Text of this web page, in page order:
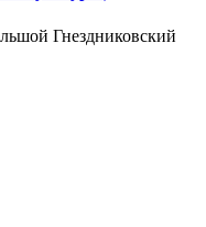
Гнездниковский